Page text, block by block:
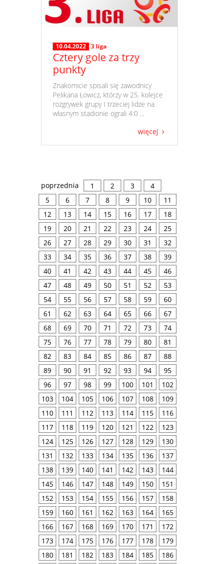
10.04.2022 3 liga
Cztery gole za trzy
punkty
​ Znakomicie spisali się zawodnicy
Pelikana Łowicz, którzy w 25. kolejce
rozgrywek grupy I trzeciej lidze na
własnym stadionie ograli 4:0 ...
więcej
poprzednia 1 2 3
4
5
6 7 8 9 10
11
12
13 14 15 16 17
18
19
20 21 22 23 24
25
26
27 28 29 30 31
32
33
34 35 36 37 38
39
40
41 42 43 44 45
46
47
48 49 50 51 52
53
54
55 56 57 58 59
60
61
62 63 64 65 66
67
68
69 70 71 72 73
74
75
76 77 78 79 80
81
82
83 84 85 86 87
88
89
90 91 92 93 94
95
96
97 98 99 100 101
102
103
104 105 106 107 108
109
110
111 112 113 114 115
116
117
118 119 120 121 122
123
124
125 126 127 128 129
130
131
132 133 134 135 136
137
138
139 140 141 142 143
144
145
146 147 148 149 150
151
152
153 154 155 156 157
158
159
160 161 162 163 164
165
166
167 168 169 170 171
172
173
174 175 176 177 178
179
180
181 182 183 184 185
186